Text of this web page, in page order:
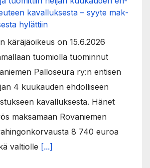
ka­val­luk­ses­ta – syyte mak­
hy­lät­tiin
käräjäoikeus on 15.6.2026
tuomiolla tuominnut
Palloseura ry:n entisen
4 kuukauden ehdolliseen
kavalluksesta. Hänet
maksamaan Rovaniemen
8 740 euroa
valtiolle [...]